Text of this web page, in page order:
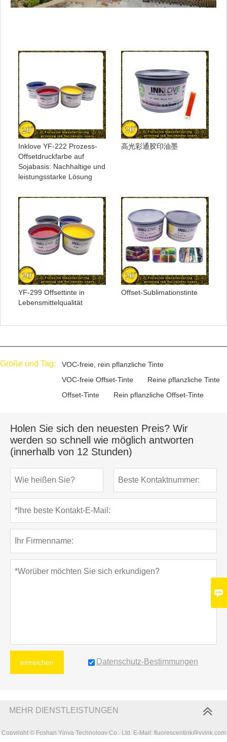
Inklove YF-222 Prozess-
Offsetdruckfarbe auf
Sojabasis: Nachhaltige und
leistungsstarke Lösung
高光彩通胶印油墨
YF-299 Offsettinte in
Lebensmittelqualität
Offset-Sublimationstinte
Größe und Tag:
VOC-freie, rein pflanzliche Tinte
VOC-freie Offset-Tinte
Reine pflanzliche Tinte
Offset-Tinte
Rein pflanzliche Offset-Tinte
Holen Sie sich den neuesten Preis? Wir
werden so schnell wie möglich antworten
(innerhalb von 12 Stunden)
einreichen Datenschutz-Bestimmungen
MEHR DIENSTLEISTUNGEN
Copyright © Foshan Yinya Technology Co., Ltd. E-Mail: fluorescentink@yyink.com
